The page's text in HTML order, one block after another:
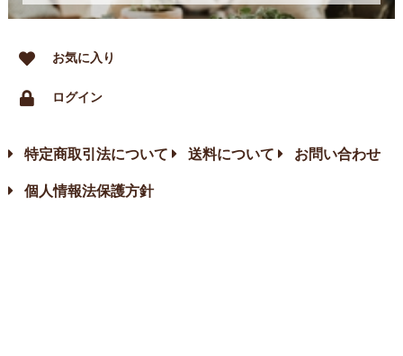
お気に入り
ログイン
特定商取引法について 送料について お問い合わせ
個人情報法保護方針